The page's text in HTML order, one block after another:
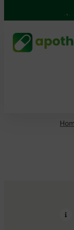
4.000 Mal in Deutschland